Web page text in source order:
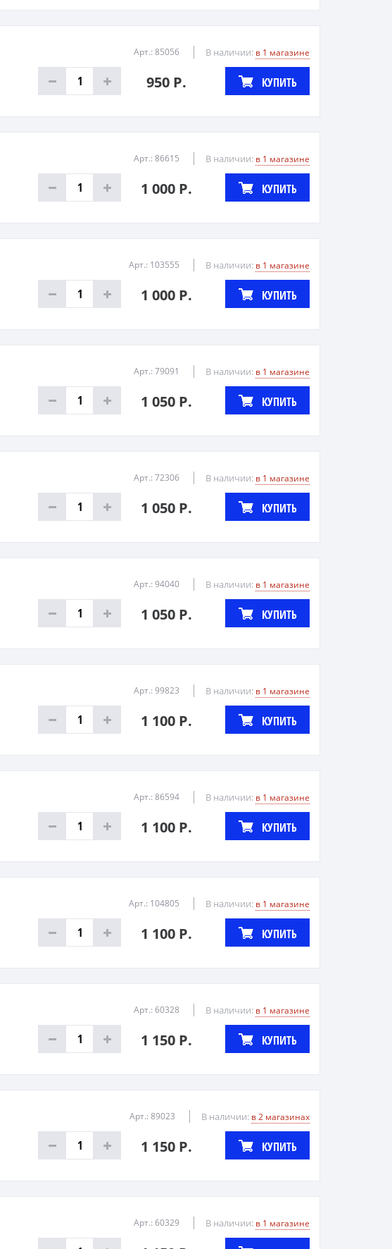
Арт.: 85056 В наличии: в 1 магазине
950 Р. КУПИТЬ
Арт.: 86615 В наличии: в 1 магазине
1 000 Р. КУПИТЬ
Арт.: 103555 В наличии: в 1 магазине
1 000 Р. КУПИТЬ
Арт.: 79091 В наличии: в 1 магазине
1 050 Р. КУПИТЬ
Арт.: 72306 В наличии: в 1 магазине
1 050 Р. КУПИТЬ
Арт.: 94040 В наличии: в 1 магазине
1 050 Р. КУПИТЬ
Арт.: 99823 В наличии: в 1 магазине
1 100 Р. КУПИТЬ
Арт.: 86594 В наличии: в 1 магазине
1 100 Р. КУПИТЬ
Арт.: 104805 В наличии: в 1 магазине
1 100 Р. КУПИТЬ
Арт.: 60328 В наличии: в 1 магазине
1 150 Р. КУПИТЬ
Арт.: 89023 В наличии: в 2 магазинах
1 150 Р. КУПИТЬ
Арт.: 60329 В наличии: в 1 магазине